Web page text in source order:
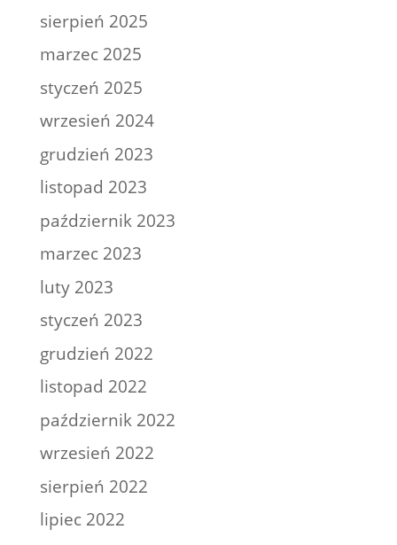
sierpień 2025
marzec 2025
styczeń 2025
wrzesień 2024
grudzień 2023
listopad 2023
październik 2023
marzec 2023
luty 2023
styczeń 2023
grudzień 2022
listopad 2022
październik 2022
wrzesień 2022
sierpień 2022
lipiec 2022